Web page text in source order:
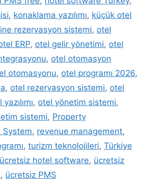
, konaklama yazılımı, küçük otel
rezervasyon sistemi, otel
ERP, otel gelir yönetimi, otel
, otel otomasyon
otomasyonu, otel programı 2026,
, otel rezervasyon sistemi, otel
, otel yönetim sistemi,
sistemi, Property
System, revenue management,
, turizm teknolojileri, Türkiye
ücretsiz hotel software, ücretsiz
, ücretsiz PMS